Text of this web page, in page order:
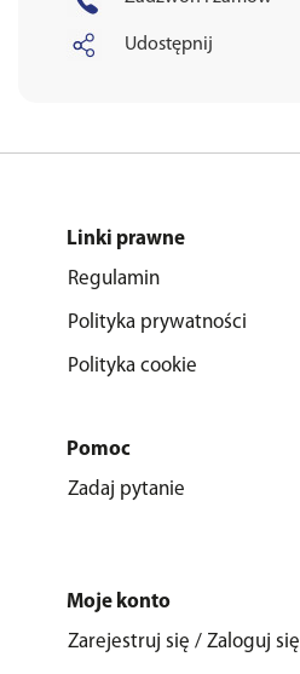
Udostępnij
Linki prawne
Regulamin
Polityka prywatności
Polityka cookie
Pomoc
Zadaj pytanie
Moje konto
Zarejestruj się / Zaloguj się